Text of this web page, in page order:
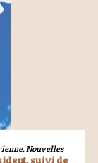
,Nouvelles
suivi de